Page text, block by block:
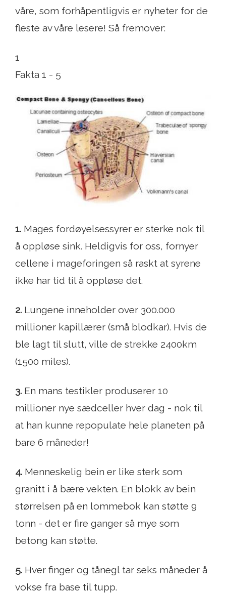
våre, som forhåpentligvis er nyheter for de
fleste av våre lesere! Så fremover:
1
Fakta 1 - 5
1. Mages fordøyelsessyrer er sterke nok til
å oppløse sink. Heldigvis for oss, fornyer
cellene i mageforingen så raskt at syrene
ikke har tid til å oppløse det.
2. Lungene inneholder over 300.000
millioner kapillærer (små blodkar). Hvis de
ble lagt til slutt, ville de strekke 2400km
(1500 miles).
3. En mans testikler produserer 10
millioner nye sædceller hver dag - nok til
at han kunne repopulate hele planeten på
bare 6 måneder!
4. Menneskelig bein er like sterk som
granitt i å bære vekten. En blokk av bein
størrelsen på en lommebok kan støtte 9
tonn - det er fire ganger så mye som
betong kan støtte.
5. Hver finger og tånegl tar seks måneder å
vokse fra base til tupp.